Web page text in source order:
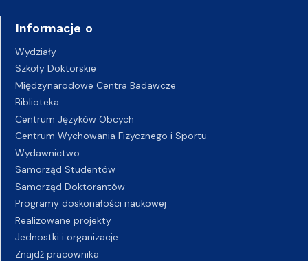
Informacje o
Wydziały
Szkoły Doktorskie
Międzynarodowe Centra Badawcze
Biblioteka
Centrum Języków Obcych
Centrum Wychowania Fizycznego i Sportu
Wydawnictwo
Samorząd Studentów
Samorząd Doktorantów
Programy doskonałości naukowej
Realizowane projekty
Jednostki i organizacje
Znajdź pracownika